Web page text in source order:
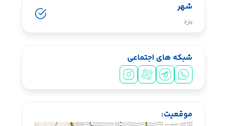
شهر
یزد
شبکه های اجتماعی
سیشب یسبشی
موقعیت: